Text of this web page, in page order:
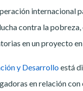
internacional
contra la
en un proyecto
y Desarrolloestá
en relación